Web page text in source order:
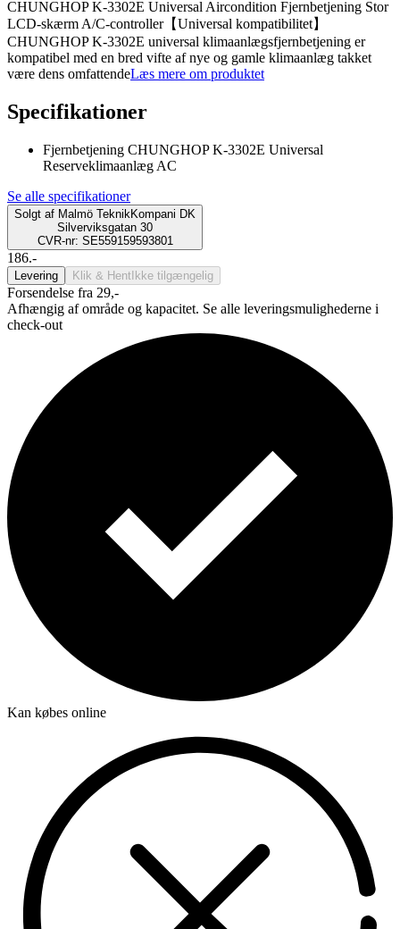
CHUNGHOP K-3302E Universal Aircondition Fjernbetjening Stor
LCD-skærm A/C-controller【Universal kompatibilitet】
CHUNGHOP K-3302E universal klimaanlægsfjernbetjening er
kompatibel med en bred vifte af nye og gamle klimaanlæg takket
være dens omfattendeLæs mere om produktet
Specifikationer
Fjernbetjening CHUNGHOP K-3302E Universal
Reserveklimaanlæg AC
Se alle specifikationer
Solgt af Malmö TeknikKompani DK
Silverviksgatan 30
CVR-nr: SE559159593801
186.-
Levering Klik & Hent Ikke tilgængelig
Forsendelse fra 29,-
Afhængig af område og kapacitet. Se alle leveringsmulighederne i
check-out
Kan købes online